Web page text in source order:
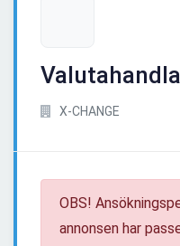
X-CHANGE
OBS!
annonsen har